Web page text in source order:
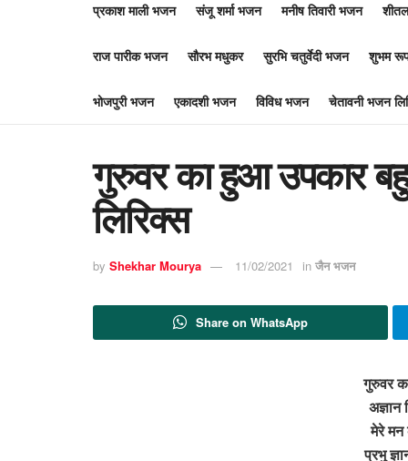
प्रकाश माली भजन संजू शर्मा भजन मनीष तिवारी भजन
राज पारीक भजन सौरभ मधुकर सुरभि चतुर्वेदी भजन शुभम
भोजपुरी भजन एकादशी भजन विविध भजन चेतावनी भजन
गुरुवर का हुआ उपकार
लिरिक्स
by Shekhar Mourya 11/02/2021 in जैन भजन
Share on WhatsApp
गुरुवर
अज्ञान
मेरे मन
प्रभु